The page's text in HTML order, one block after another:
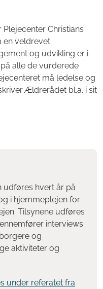
Christians
en veldrevet
og udvikling er i
alle de vurderede
må ledelse og
Ældrerådet bl.a. i sit
udføres hvert år på
i hjemmeplejen for
Tilsynene udføres
interviews
og
aktiviteter og
under referatet fra